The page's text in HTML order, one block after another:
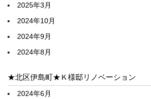
2025年3月
2024年10月
2024年9月
2024年8月
★北区伊島町★Ｋ様邸リノベーション
2024年6月